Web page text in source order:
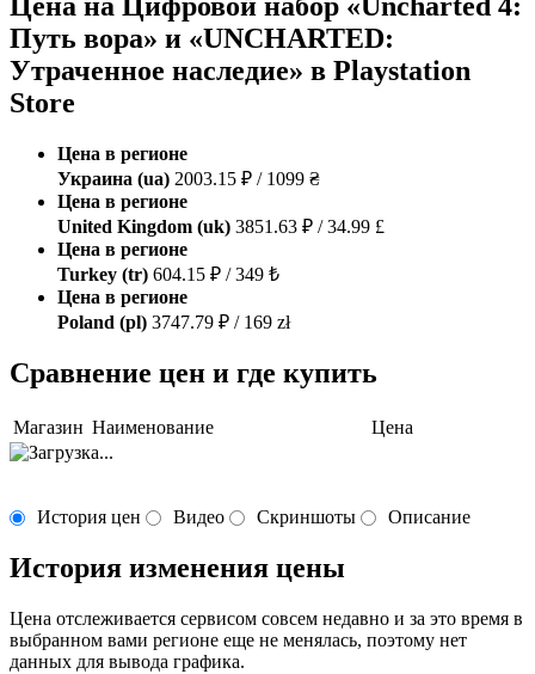
Путь вора» и «UNCHARTED:
Утраченное наследие» в Playstation
Store
Цена в регионе
Украина (ua) 2003.15 ₽ / 1099 ₴
Цена в регионе
United Kingdom (uk) 3851.63 ₽ / 34.99 £
Цена в регионе
Turkey (tr) 604.15 ₽ / 349 ₺
Цена в регионе
Poland (pl) 3747.79 ₽ / 169 zł
Сравнение цен и где купить
Магазин Наименование Цена
История цен Видео Скриншоты Описание
История изменения цены
Цена отслеживается сервисом совсем недавно и за это время в
выбранном вами регионе еще не менялась, поэтому нет
данных для вывода графика.